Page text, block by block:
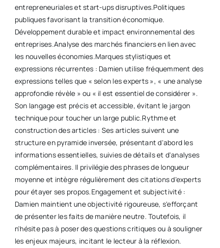
entrepreneuriales et start-ups disruptives.​ Politiques
publiques favorisant la transition économique.​
Développement durable et impact environnemental des
entreprises.​ Analyse des marchés financiers en lien avec
les nouvelles économies.​ Marques stylistiques et
expressions récurrentes : Damien utilise fréquemment des
expressions telles que « selon les experts », « une analyse
approfondie révèle » ou « il est essentiel de considérer ».
Son langage est précis et accessible, évitant le jargon
technique pour toucher un large public.​ Rythme et
construction des articles : Ses articles suivent une
structure en pyramide inversée, présentant d'abord les
informations essentielles, suivies de détails et d'analyses
complémentaires. Il privilégie des phrases de longueur
moyenne et intègre régulièrement des citations d'experts
pour étayer ses propos.​ Engagement et subjectivité :
Damien maintient une objectivité rigoureuse, s'efforçant
de présenter les faits de manière neutre. Toutefois, il
n'hésite pas à poser des questions critiques ou à souligner
les enjeux majeurs, incitant le lecteur à la réflexion.​